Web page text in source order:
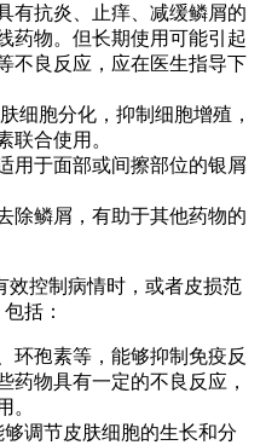
有抗炎、止痒、减缓鳞屑的
药物。但长期使用可能引起
不良反应，应在医生指导下
细胞分化，抑制细胞增殖，
联合使用。
用于面部或间擦部位的银屑
除鳞屑，有助于其他药物的
效控制病情时，或者皮损范
括：
环孢素等，能够抑制免疫反
药物具有一定的不良反应，
。
调节皮肤细胞的生长和分